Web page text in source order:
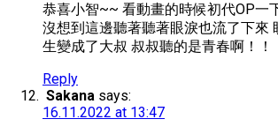
恭喜小智~~ 看動畫的時候初代OP一
沒想到這邊聽著聽著眼淚也流了下來
生變成了大叔 叔叔聽的是青春啊！！
Reply
Sakana says:
16.11.2022 at 13:47